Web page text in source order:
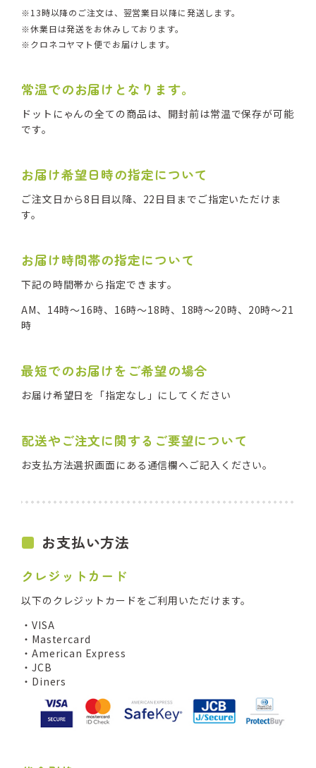
13時以降のご注文は、翌営業日以降に発送します。
休業日は発送をお休みしております。
クロネコヤマト便でお届けします。
常温でのお届けとなります。
ドットにゃんの全ての商品は、開封前は常温で保存が可能
です。
お届け希望日時の指定について
ご注文日から8日目以降、22日目までご指定いただけま
す。
お届け時間帯の指定について
下記の時間帯から指定できます。
AM、14時～16時、16時～18時、18時～20時、20時～21
時
最短でのお届けをご希望の場合
お届け希望日を「指定なし」にしてください
配送やご注文に関するご要望について
お支払方法選択画面にある通信欄へご記入ください。
お支払い方法
クレジットカード
以下のクレジットカードをご利用いただけます。
・VISA
・Mastercard
・American Express
・JCB
・Diners